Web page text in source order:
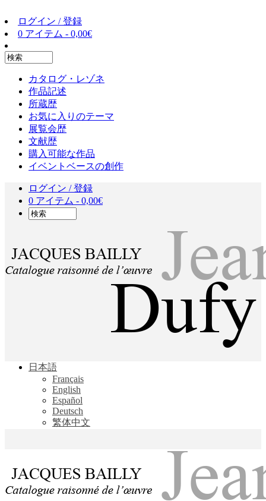
ログイン / 登録
0 アイテム - 0,00€
カタログ・レゾネ
作品記述
所蔵歴
お気に入りのテーマ
展覧会歴
文献歴
購入可能な作品
イベントベースの創作
ログイン / 登録
0 アイテム - 0,00€
Jean Dufy
Jacques Bailly - Catalogue raisonné de l'œuvre de Jean Dufy
日本語
Français
English
Español
Deutsch
繁体中文